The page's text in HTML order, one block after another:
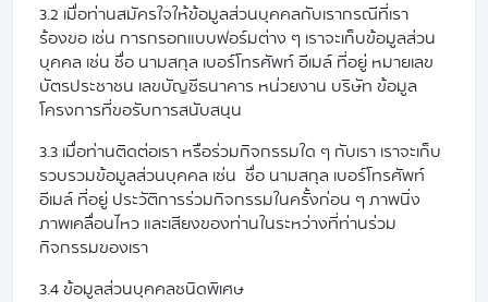
3.2 เมื่อท่านสมัครใจให้ข้อมูลส่วนบุคคลกับเรากรณีที่เรา
ร้องขอ เช่น การกรอกแบบฟอร์มต่าง ๆ เราจะเก็บข้อมูล​ส่วน
บุคคล เช่น ชื่อ นามสกุล เบอร์โทรศัพท์ อีเมล์ ที่อยู่ หมายเลข
บัตรประชาชน เลขบัญชีธนาคาร หน่วยงาน บริษัท ข้อมูล
โครงการที่ขอรับการสนับสนุน
3.3 เมื่อท่านติดต่อเรา หรือร่วมกิจกรรมใด ๆ กับเรา เราจะเก็บ
รวบรวมข้อมูลส่วนบุคคล เช่น ชื่อ นามสกุล เบอร์โทรศัพท์
อีเมล์ ที่อยู่ ประวัติการร่วมกิจกรรมในครั้งก่อน ๆ ภาพนิ่ง
ภาพเคลื่อนไหว และเสียงของท่านในระหว่างที่ท่านร่วม
กิจกรรมของเรา
3.4 ข้อมูลส่วนบุคคลชนิดพิเศษ